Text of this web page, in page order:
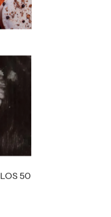
LOS 50